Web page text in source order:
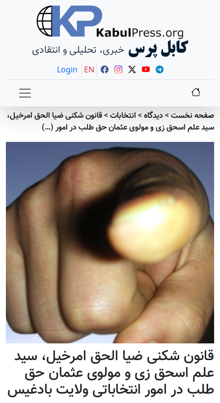
کابل پرس خبری، تحلیلی و انتقادی
Login EN
صفحه نخست> دیدگاه> انتخابات>قانون شکنی ضيا الحق امرخيل،
سید علم اسحق زی و مولوی عثمان حق طلب در امور (…)
قانون شکنی ضيا الحق امرخيل، سید
علم اسحق زی و مولوی عثمان حق
طلب در امور انتخاباتی ولايت بادغیس